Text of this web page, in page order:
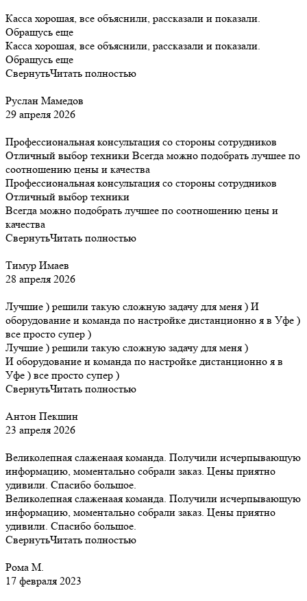
Касса хорошая, все объяснили, рассказали и показали.
Обращусь еще
Касса хорошая, все объяснили, рассказали и показали.
Обращусь еще
СвернутьЧитать полностью
Руслан Мамедов
29 апреля 2026
Профессиональная консультация со стороны сотрудников
Отличный выбор техники Всегда можно подобрать лучшее по
соотношению цены и качества
Профессиональная консультация со стороны сотрудников
Отличный выбор техники
Всегда можно подобрать лучшее по соотношению цены и
качества
СвернутьЧитать полностью
Тимур Имаев
28 апреля 2026
Лучшие ) решили такую сложную задачу для меня ) И
оборудование и команда по настройке дистанционно я в Уфе )
все просто супер )
Лучшие ) решили такую сложную задачу для меня )
И оборудование и команда по настройке дистанционно я в
Уфе ) все просто супер )
СвернутьЧитать полностью
Антон Пекшин
23 апреля 2026
Великолепная слаженаая команда. Получили исчерпывающую
информацию, моментально собрали заказ. Цены приятно
удивили. Спасибо большое.
Великолепная слаженаая команда. Получили исчерпывающую
информацию, моментально собрали заказ. Цены приятно
удивили. Спасибо большое.
СвернутьЧитать полностью
Рома М.
17 февраля 2023